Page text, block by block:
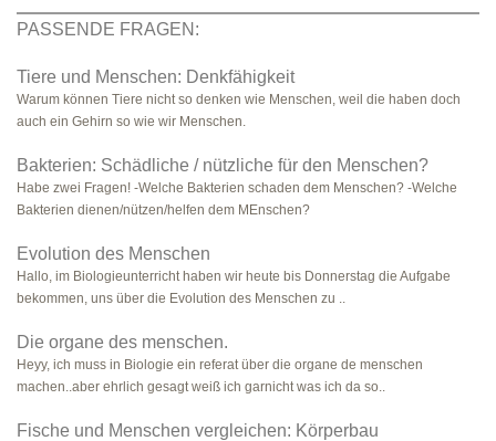
PASSENDE FRAGEN:
Tiere und Menschen: Denkfähigkeit
Warum können Tiere nicht so denken wie Menschen, weil die haben doch
auch ein Gehirn so wie wir Menschen.
Bakterien: Schädliche / nützliche für den Menschen?
Habe zwei Fragen! -Welche Bakterien schaden dem Menschen? -Welche
Bakterien dienen/nützen/helfen dem MEnschen?
Evolution des Menschen
Hallo, im Biologieunterricht haben wir heute bis Donnerstag die Aufgabe
bekommen, uns über die Evolution des Menschen zu ..
Die organe des menschen.
Heyy, ich muss in Biologie ein referat über die organe de menschen
machen..aber ehrlich gesagt weiß ich garnicht was ich da so..
Fische und Menschen vergleichen: Körperbau